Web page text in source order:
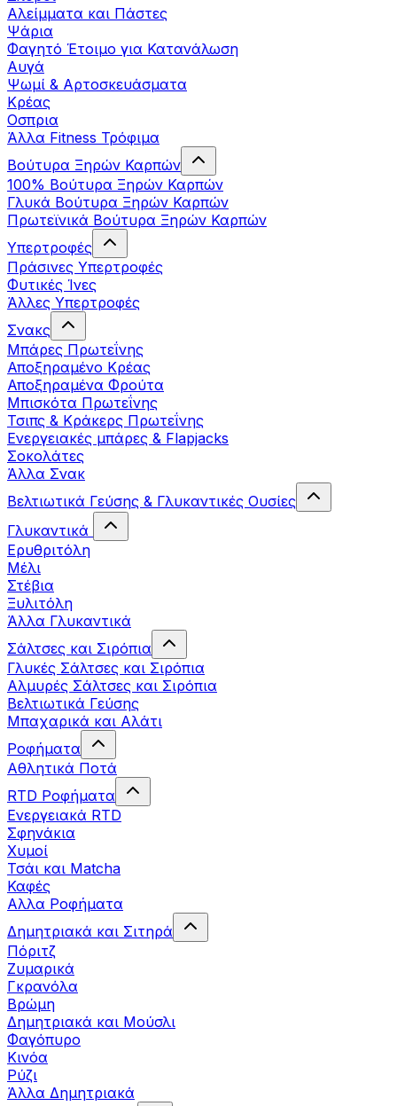
Αλείμματα και Πάστες
Ψάρια
Φαγητό Έτοιμο για Κατανάλωση
Αυγά
Ψωμί & Αρτοσκευάσματα
Κρέας
Οσπρια
Άλλα Fitness Τρόφιμα
Βούτυρα Ξηρών Καρπών
100% Βούτυρα Ξηρών Καρπών
Γλυκά Βούτυρα Ξηρών Καρπών
Πρωτεϊνικά Βούτυρα Ξηρών Καρπών
Υπερτροφές
Πράσινες Υπερτροφές
Φυτικές Ίνες
Άλλες Υπερτροφές
Σνακς
Μπάρες Πρωτεΐνης
Αποξηραμένο Κρέας
Αποξηραμένα Φρούτα
Μπισκότα Πρωτεΐνης
Τσιπς & Kράκερς Πρωτεΐνης
Ενεργειακές μπάρες & Flapjacks
Σοκολάτες
Άλλα Σνακ
Βελτιωτικά Γεύσης & Γλυκαντικές Ουσίες
Γλυκαντικά
Ερυθριτόλη
Μέλι
Στέβια
Ξυλιτόλη
Άλλα Γλυκαντικά
Σάλτσες και Σιρόπια
Γλυκές Σάλτσες και Σιρόπια
Αλμυρές Σάλτσες και Σιρόπια
Bελτιωτικά Γεύσης
Μπαχαρικά και Αλάτι
Ροφήματα
Αθλητικά Ποτά
RTD Ροφήματα
Ενεργειακά RTD
Σφηνάκια
Χυμοί
Τσάι και Matcha
Καφές
Αλλα Ροφήματα
Δημητριακά και Σιτηρά
Πόριτζ
Ζυμαρικά
Γκρανόλα
Βρώμη
Δημητριακά και Μούσλι
Φαγόπυρο
Κινόα
Ρύζι
Άλλα Δημητριακά